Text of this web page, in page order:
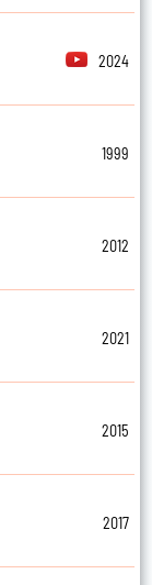
2024
1999
2012
2021
2015
2017